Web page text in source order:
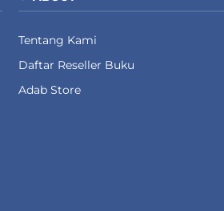
Tentang Kami
Daftar Reseller Buku
Adab Store